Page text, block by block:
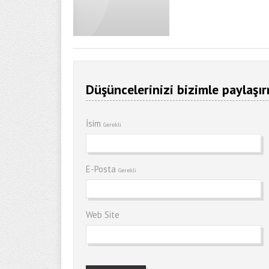
Düşüncelerinizi bizimle
İsim Gerekli
E-Posta Gerekli
Web Site